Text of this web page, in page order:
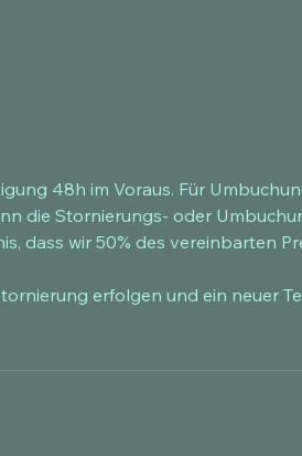
48h im Voraus. Für
die Stornierungs- oder
dass wir 50% des vereinbarten
erfolgen und ein neuer